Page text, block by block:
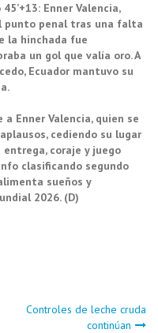
Enner Valencia,
punto penal tras una falta
la hinchada fue
un gol que valía oro. A
Ecuador mantuvo su
Enner Valencia, quien se
cediendo su lugar
entrega, coraje y juego
clasificando segundo
sueños y
2026. (D)
Controles de leche cruda
continúan